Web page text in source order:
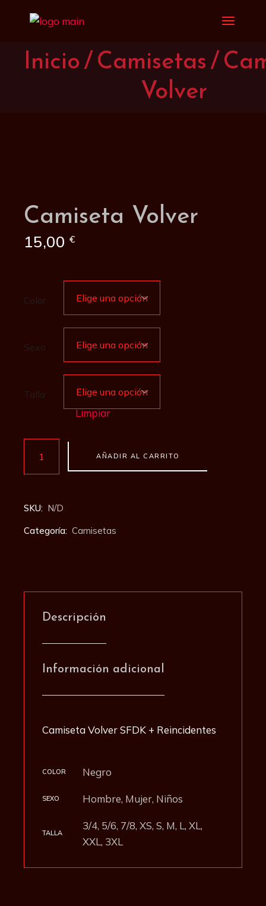
contenido
Inicio Camisetas
Volver
Camiseta Volver
15,00€
Color
Sexo
Talla
Limpiar
Camiseta Volver cantidad
AÑADIR AL CARRITO
SKU: N/D
Categoría: Camisetas
Descripción
Información adicional
Camiseta Volver SFDK + Reincidentes
COLOR Negro
SEXO Hombre, Mujer, Niños
TALLA
3/4, 5/6, 7/8, XS, S, M, L, XL,
XXL, 3XL